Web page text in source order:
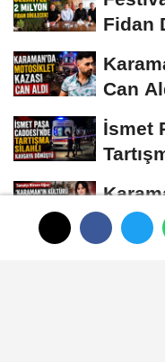
Fidan
Can
İsmet
Yok,